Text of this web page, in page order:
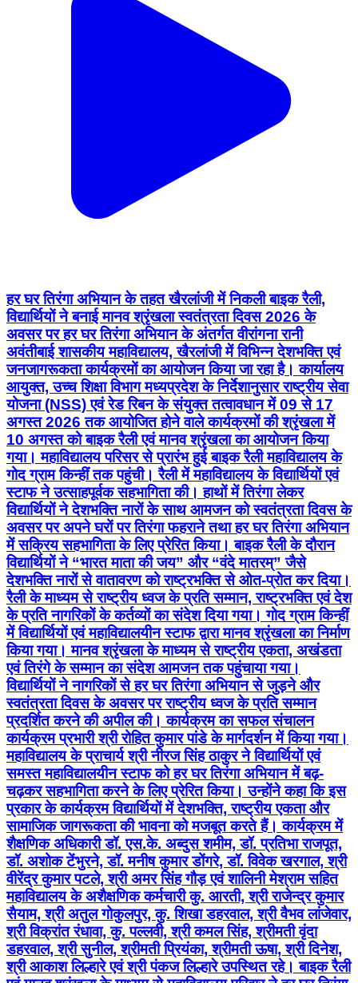
हर घर तिरंगा अभियान के तहत खैरलांजी में निकली बाइक रैली,
विद्यार्थियों ने बनाई मानव श्रृंखला स्वतंत्रता दिवस 2026 के
अवसर पर हर घर तिरंगा अभियान के अंतर्गत वीरांगना रानी
अवंतीबाई शासकीय महाविद्यालय, खैरलांजी में विभिन्न देशभक्ति एवं
जनजागरूकता कार्यक्रमों का आयोजन किया जा रहा है। कार्यालय
आयुक्त, उच्च शिक्षा विभाग मध्यप्रदेश के निर्देशानुसार राष्ट्रीय सेवा
योजना (NSS) एवं रेड रिबन के संयुक्त तत्वावधान में 09 से 17
अगस्त 2026 तक आयोजित होने वाले कार्यक्रमों की श्रृंखला में
10 अगस्त को बाइक रैली एवं मानव श्रृंखला का आयोजन किया
गया। महाविद्यालय परिसर से प्रारंभ हुई बाइक रैली महाविद्यालय के
गोद ग्राम किन्हीं तक पहुंची। रैली में महाविद्यालय के विद्यार्थियों एवं
स्टाफ ने उत्साहपूर्वक सहभागिता की। हाथों में तिरंगा लेकर
विद्यार्थियों ने देशभक्ति नारों के साथ आमजन को स्वतंत्रता दिवस के
अवसर पर अपने घरों पर तिरंगा फहराने तथा हर घर तिरंगा अभियान
में सक्रिय सहभागिता के लिए प्रेरित किया। बाइक रैली के दौरान
विद्यार्थियों ने “भारत माता की जय” और “वंदे मातरम्” जैसे
देशभक्ति नारों से वातावरण को राष्ट्रभक्ति से ओत-प्रोत कर दिया।
रैली के माध्यम से राष्ट्रीय ध्वज के प्रति सम्मान, राष्ट्रभक्ति एवं देश
के प्रति नागरिकों के कर्तव्यों का संदेश दिया गया। गोद ग्राम किन्हीं
में विद्यार्थियों एवं महाविद्यालयीन स्टाफ द्वारा मानव श्रृंखला का निर्माण
किया गया। मानव श्रृंखला के माध्यम से राष्ट्रीय एकता, अखंडता
एवं तिरंगे के सम्मान का संदेश आमजन तक पहुंचाया गया।
विद्यार्थियों ने नागरिकों से हर घर तिरंगा अभियान से जुड़ने और
स्वतंत्रता दिवस के अवसर पर राष्ट्रीय ध्वज के प्रति सम्मान
प्रदर्शित करने की अपील की। कार्यक्रम का सफल संचालन
कार्यक्रम प्रभारी श्री रोहित कुमार पांडे के मार्गदर्शन में किया गया।
महाविद्यालय के प्राचार्य श्री नीरज सिंह ठाकुर ने विद्यार्थियों एवं
समस्त महाविद्यालयीन स्टाफ को हर घर तिरंगा अभियान में बढ़-
चढ़कर सहभागिता करने के लिए प्रेरित किया। उन्होंने कहा कि इस
प्रकार के कार्यक्रम विद्यार्थियों में देशभक्ति, राष्ट्रीय एकता और
सामाजिक जागरूकता की भावना को मजबूत करते हैं। कार्यक्रम में
शैक्षणिक अधिकारी डॉ. एस.के. अब्दुस शमीम, डॉ. प्रतिभा राजपूत,
डॉ. अशोक टेंभुरने, डॉ. मनीष कुमार डोंगरे, डॉ. विवेक खरगाल, श्री
वीरेंद्र कुमार पटले, श्री अमर सिंह गौड़ एवं शालिनी मेश्राम सहित
महाविद्यालय के अशैक्षणिक कर्मचारी कु. आरती, श्री राजेन्द्र कुमार
सैयाम, श्री अतुल गोकुलपुर, कु. शिखा डहरवाल, श्री वैभव लांजेवार,
श्री विक्रांत रंधावा, कु. पल्लवी, श्री कमल सिंह, श्रीमती वृंदा
डहरवाल, श्री सुनील, श्रीमती प्रियंका, श्रीमती ऊषा, श्री दिनेश,
श्री आकाश लिल्हारे एवं श्री पंकज लिल्हारे उपस्थित रहे। बाइक रैली